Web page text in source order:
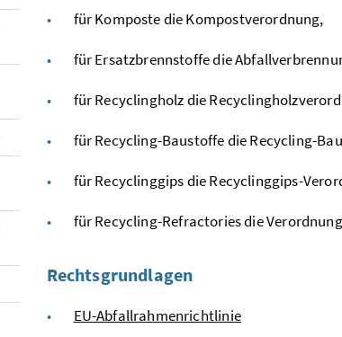
für Komposte die Kompostverordnung,
für Ersatzbrennstoffe die
für Recyclingholz die
für Recycling-Baustoffe die Recycling-
für Recyclinggips die Recyclinggips-
fürRecycling-Refractoriesdie
Rechtsgrundlagen
EU-Abfallrahmenrichtlinie